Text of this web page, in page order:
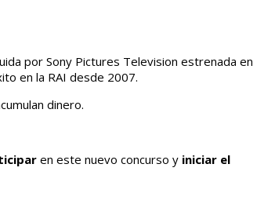
por Sony Pictures Television estrenada en
en la RAI desde 2007.
dinero.
en este nuevo concurso y iniciar el